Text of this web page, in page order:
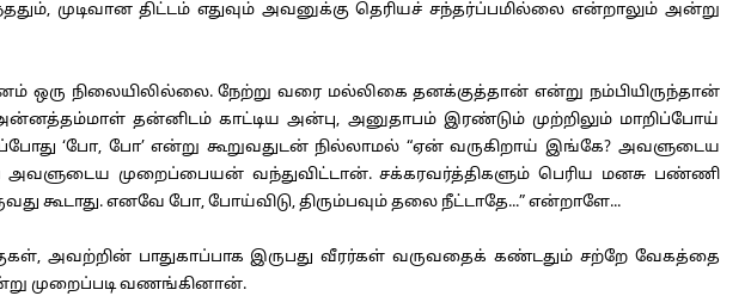
முடிவான திட்டம் எதுவும் அவனுக்கு தெரியச் சந்தர்ப்பமில்லை என்றாலும் அன்று
நிலையிலில்லை. நேற்று வரை மல்லிகை தனக்குத்தான் என்று நம்பியிருந்தான்
தன்னிடம் காட்டிய அன்பு, அனுதாபம் இரண்டும் முற்றிலும் மாறிப்போய்
‘போ, போ’ என்று கூறுவதுடன் நில்லாமல் “ஏன் வருகிறாய் இங்கே? அவளுடைய
முறைப்பையன் வந்துவிட்டான். சக்கரவர்த்திகளும் பெரிய மனசு பண்ணி
கூடாது. எனவே போ, போய்விடு, திரும்பவும் தலை நீட்டாதே...” என்றாளே...
அவற்றின் பாதுகாப்பாக இருபது வீரர்கள் வருவதைக் கண்டதும் சற்றே வேகத்தை
முறைப்படி வணங்கினான்.